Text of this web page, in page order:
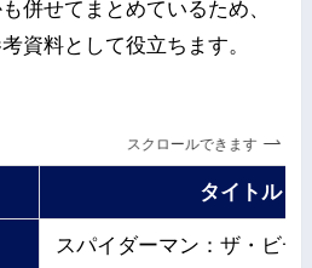
併せてまとめているため、
資料として役立ちます。
スクロールできます
タイトル
スパイダーマン：ザ・ビデ